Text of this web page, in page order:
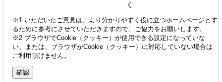
く
※1 いただいたご意見は、より分かりやすく役に立つホームページとす
るために参考にさせていただきますので、ご協力をお願いします。
※2 ブラウザでCookie（クッキー）が使用できる設定になっていな
い、または、ブラウザがCookie（クッキー）に対応していない場合は
ご利用頂けません。